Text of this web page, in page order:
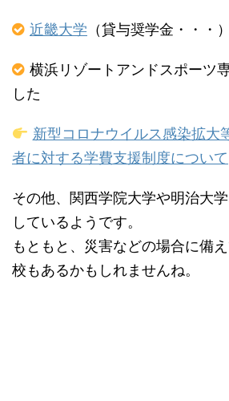
近畿大学 （貸与奨学金・・・）
横浜リゾートアンドスポーツ
した
新型コロナウイルス感染拡大
者に対する学費支援制度について
その他、関西学院大学や明治大
しているようです。
もともと、災害などの場合に備
校もあるかもしれませんね。